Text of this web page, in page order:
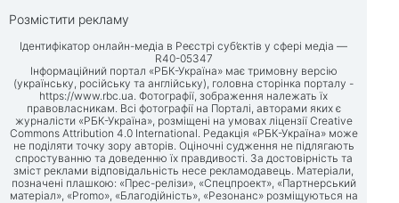
Розмістити рекламу
Ідентифікатор онлайн-медіа в Реєстрі суб’єктів у сфері медіа —
R40-05347
Інформаційний портал «РБК-Україна» має тримовну версію
(українську, російську та англійську), головна сторінка порталу -
https://www.rbc.ua. Фотографії, зображення належать їх
правовласникам. Всі фотографії на Порталі, авторами яких є
журналісти «РБК-Україна», розміщені на умовах ліцензії Creative
Commons Attribution 4.0 International. Редакція «РБК-Україна» може
не поділяти точку зору авторів. Оціночні судження не підлягають
спростуванню та доведенню їх правдивості. За достовірність та
зміст реклами відповідальність несе рекламодавець. Матеріали,
позначені плашкою: «Прес-релізи», «Спецпроект», «Партнерський
матеріал», «Promo», «Благодійність», «Резонанс» розміщуються на